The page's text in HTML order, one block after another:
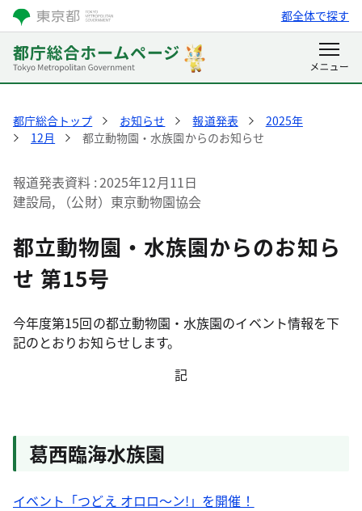
都全体で探す
都庁総合トップ お知らせ 報道発表
2025年
12月
都立動物園・水族園からのお知らせ
報道発表資料 2025年12月11日
建設局, （公財）東京動物園協会
都立動物園・水族園からのお知ら
せ 第15号
今年度第15回の都立動物園・水族園のイベント情報を下
記のとおりお知らせします。
記
葛西臨海水族園
イベント「つどえ オロロ～ン!」を開催！